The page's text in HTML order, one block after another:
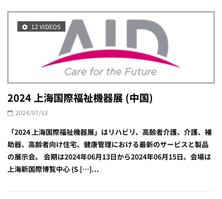
12 VIDEOS
2024 上海国際福祉機器展 (中国)
2024/07/12
「2024 上海国際福祉機器展」はリハビリ、高齢者介護、介護、補
助器、高齢者向け住宅、健康管理における最新のサービスと製品
の展示会。 会期は2024年06月13日から2024年06月15日。会場は
上海新国際博覧中心 (S […]...